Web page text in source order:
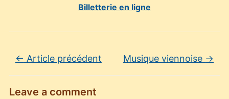
Billetterie en ligne
← Article précédent Musique viennoise →
Leave a comment